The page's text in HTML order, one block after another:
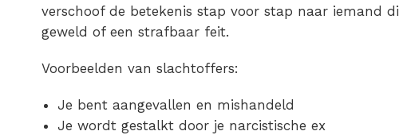
verschoof de betekenis stap voor stap naar iemand
geweld of een strafbaar feit.
Voorbeelden van slachtoffers:
Je bent aangevallen en mishandeld
Je wordt gestalkt door je narcistische ex